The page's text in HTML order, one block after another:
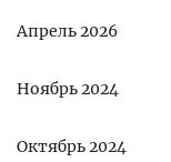
Апрель 2026
Ноябрь 2024
Октябрь 2024